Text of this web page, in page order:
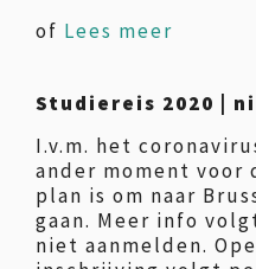
of Lees meer
Studiereis 2020 |
I.v.m. het
ander moment voor
plan is om naar
gaan. Meer info
niet aanmelden.